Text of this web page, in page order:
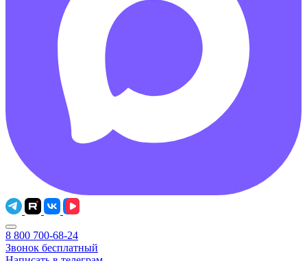
8 800 700-68-24
Звонок бесплатный